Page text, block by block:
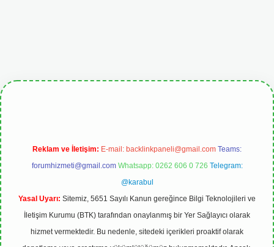
Reklam ve İletişim: E-mail: backlinkpaneli@gmail.com Teams:
forumhizmeti@gmail.com Whatsapp: 0262 606 0 726 Telegram:
@karabul
Yasal Uyarı: Sitemiz, 5651 Sayılı Kanun gereğince Bilgi Teknolojileri ve
İletişim Kurumu (BTK) tarafından onaylanmış bir Yer Sağlayıcı olarak
hizmet vermektedir. Bu nedenle, sitedeki içerikleri proaktif olarak